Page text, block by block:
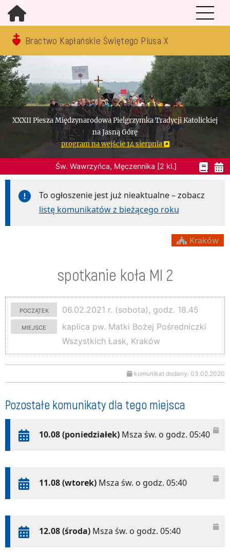
Bractwo Kapłańskie Świętego Piusa X
XXXII Piesza Międzynarodowa Pielgrzymka Tradycji Katolickiej
na Jasną Górę
program na wejście 14 sierpnia
Św. Wawrzyńca, Męczennika [2 kl.]
To ogłoszenie jest już nieaktualne – zobacz
listę komunikatów z bieżącego roku
Kraków
spotkanie koła MI 2
początek
06.02.2021 r. (sobota), godz. 18.45
miejsce
kaplica pw. Matki Bożej Pośredniczki
Wszystkich Łask, Kraków
komunikat dodany: 03.02.2020
Pozostałe komunikaty dla tego miejsca
10.08 (poniedziałek)Msza św. o godz. 05:40
11.08 (wtorek)Msza św. o godz. 05:40
12.08 (środa)Msza św. o godz. 05:40